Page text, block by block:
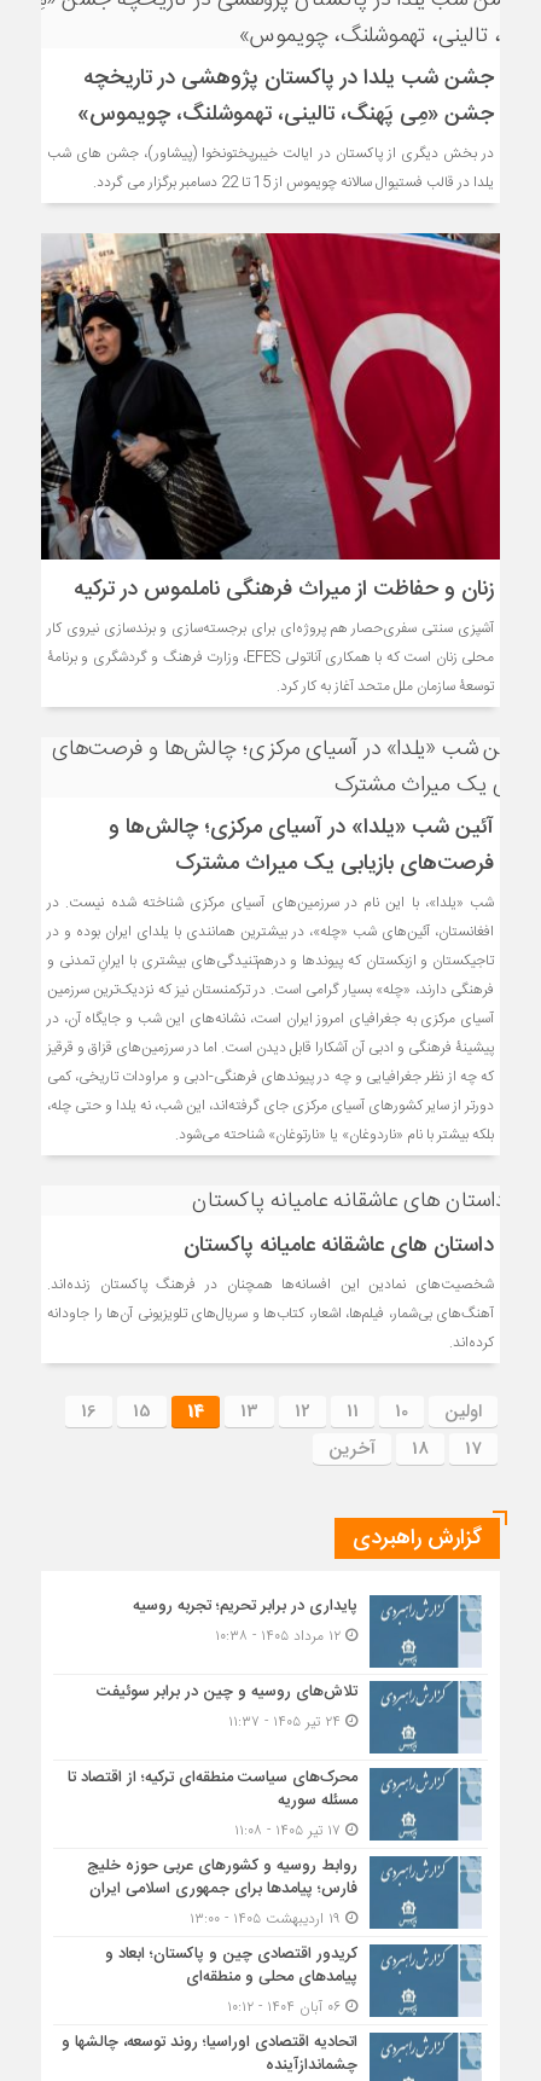
جشن شب یلدا در پاکستان پژوهشی در تاریخچه
جشن «مِی پَهنگ، تالینی، تهموشلنگ، چویموس»
در بخش دیگری از پاکستان در ایالت خیبرپختونخوا (پیشاور)، جشن های شب
یلدا در قالب فستیوال سالانه چویموس از 15 تا 22 دسامبر برگزار می گردد.
زنان و حفاظت از میراث فرهنگی ناملموس در ترکیه
آشپزی سنتی سفری­‌حصار هم پروژه‌ای برای برجسته‌سازی و برندسازی نیروی کار
محلی زنان است که با همکاری آناتولی EFES، وزارت فرهنگ و گردشگری و برنامۀ
توسعۀ سازمان ملل متحد آغاز به کار کرد.
آئین شب «یلدا» در آسیای مرکزی؛ چالش‌ها و
فرصت‌های بازیابی یک میراث مشترک
شب «یلدا»، با این نام در سرزمین‌های آسیای مرکزی شناخته شده نیست. در
افغانستان، آئین‌های شب «چله»، در بیشترین همانندی با یلدای ایران بوده و در
تاجیکستان و ازبکستان که پیوندها و درهم‌تنیدگی‌های بیشتری با ایرانِ تمدنی و
فرهنگی دارند، «چله» بسیار گرامی است. در ترکمنستان نیز که نزدیک‌ترین سرزمین
آسیای مرکزی به جغرافیای امروز ایران است، نشانه‌های این شب و جایگاه آن، در
پیشینۀ فرهنگی و ادبی آن آشکارا قابل دیدن است. اما در سرزمین‌های قزاق و قرقیز
که چه از نظر جغرافیایی و چه در پیوندهای فرهنگی-ادبی و مراودات تاریخی، کمی
دورتر از سایر کشورهای آسیای مرکزی جای گرفته‌اند، این شب، نه یلدا و حتی چله،
بلکه بیشتر با نام «ناردوغان» یا «نارتوغان» شناحته می‌شود.
داستان های عاشقانه عامیانه پاکستان
شخصیت‌های نمادین این افسانه‌ها همچنان در فرهنگ پاکستان زنده‌اند.
آهنگ‌های بی‌شمار، فیلم‌ها، اشعار، کتاب‌ها و سریال‌های تلویزیونی آن‌ها را جاودانه
کرده‌اند.
اولین 10
11
12
13
14
15
16
17
18 آخرین
گزارش راهبردی
پایداری در برابر تحریم؛ تجربه روسیه
۱۲ مرداد ۱۴۰۵ - ۱۰:۳۸
تلاش‌های روسیه و چین در برابر سوئیفت
محرک‌های سیاست منطقه‌‎ای ترکیه؛ از اقتصاد تا
مسئله سوریه
روابط روسیه و کشورهای عربی حوزه خلیج
فارس؛ پیامدها برای جمهوری اسلامی ایران
کریدور اقتصادی چین و پاکستان؛ ابعاد و
پیامدهای محلی و منطقه‌ای
۰۶ آبان ۱۴۰۴ - ۱۰:۱۲
اتحادیه اقتصادی اوراسیا؛ روند توسعه، چالشها و
چشماندازآینده